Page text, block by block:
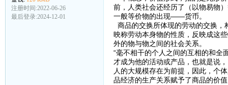
注册时间:2022-06-26
最后登录:2024-12-01
前，人类社会还经历了（以物易物
一般等价物的出现——货币。
商品的交换所体现的劳动的交换
映称劳动本身物的性质，反映成这
外的物与物之间的社会关系。
“毫不相干的个人之间的互相的和全
才成为他的活动或产品，也就是说
人的大规模存在为前提，因此，个
品经济的生产关系赋予了商品的价